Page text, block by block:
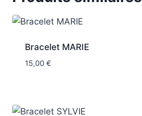
Bracelet MARIE
15,00 €